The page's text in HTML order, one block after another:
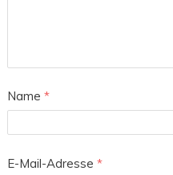
Name *
E-Mail-Adresse *